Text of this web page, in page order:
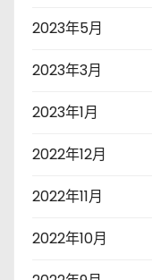
2023年5月
2023年3月
2023年1月
2022年12月
2022年11月
2022年10月